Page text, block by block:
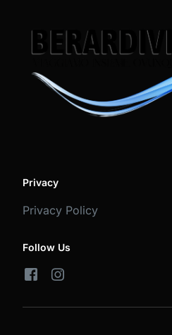
Privacy
Privacy Policy
Follow Us